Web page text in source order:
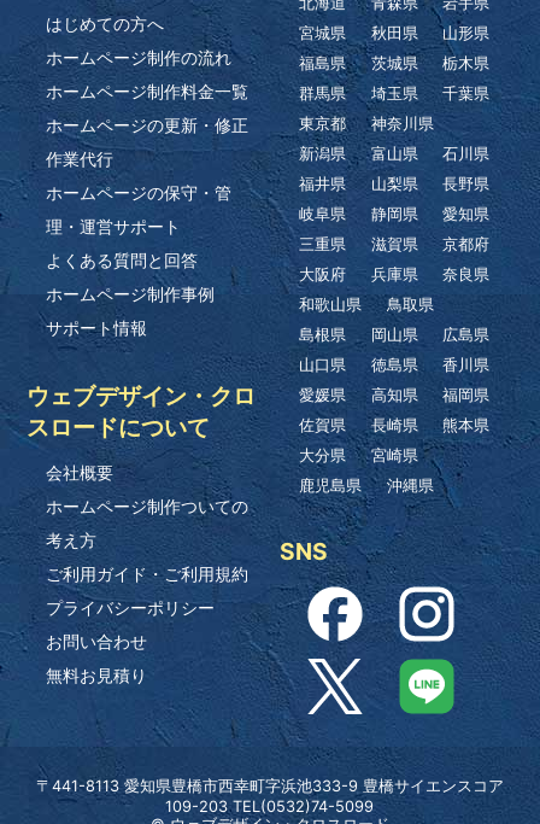
はじめての方へ
ホームページ制作の流れ
ホームページ制作料金一覧
ホームページの更新・修正
作業代行
ホームページの保守・管
理・運営サポート
よくある質問と回答
ホームページ制作事例
サポート情報
ウェブデザイン・クロ
スロードについて
会社概要
ホームページ制作ついての
考え方
ご利用ガイド・ご利用規約
プライバシーポリシー
お問い合わせ
無料お見積り
宮城県
秋田県
山形県
福島県
茨城県
栃木県
群馬県
埼玉県
千葉県
東京都
神奈川県
新潟県
富山県
石川県
福井県
山梨県
長野県
岐阜県
静岡県
愛知県
三重県
滋賀県
京都府
大阪府
兵庫県
奈良県
和歌山県
鳥取県
島根県
岡山県
広島県
山口県
徳島県
香川県
愛媛県
高知県
福岡県
佐賀県
長崎県
熊本県
大分県
宮崎県
鹿児島県
沖縄県
SNS
〒441-8113 愛知県豊橋市西幸町字浜池333-9 豊橋サイエンスコア
109-203 TEL(0532)74-5099